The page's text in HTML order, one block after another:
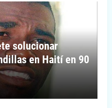
solucionar
en Haití en 90